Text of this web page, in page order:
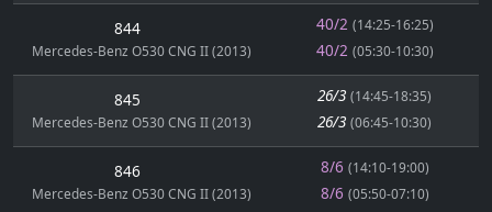
844
Mercedes-Benz O530 CNG II (2013)
40/2 (14:25-16:25)
40/2 (05:30-10:30)
845
Mercedes-Benz O530 CNG II (2013)
26/3 (14:45-18:35)
26/3 (06:45-10:30)
846
Mercedes-Benz O530 CNG II (2013)
8/6 (14:10-19:00)
8/6 (05:50-07:10)